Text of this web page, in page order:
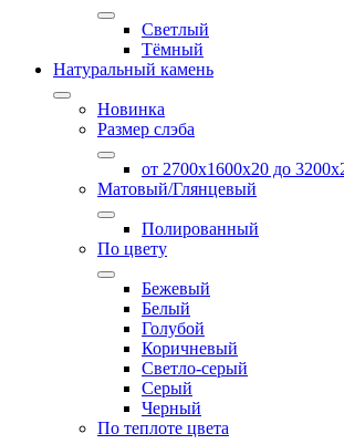
Светлый
Тёмный
Натуральный камень
Новинка
Размер слэба
от 2700х1600х20 до
Матовый/Глянцевый
Полированный
По цвету
Бежевый
Белый
Голубой
Коричневый
Светло-серый
Серый
Черный
По теплоте цвета